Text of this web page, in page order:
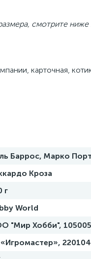
смотрите ниже
карточная,
Баррос, Марко
Кроза
г
World
"Мир Хобби",